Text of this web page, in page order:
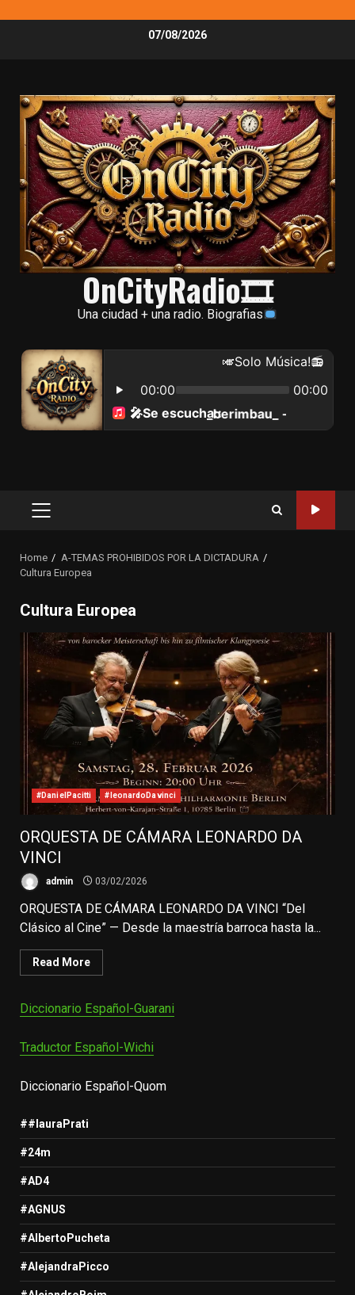
07/08/2026
OnCityRadio🎞
Una ciudad + una radio. Biografias
Primary
Home
A-TEMAS PROHIBIDOS POR LA DICTADURA
Cultura Europea
Cultura Europea
#DanielPacitti #leonardoDavinci
ORQUESTA DE CÁMARA LEONARDO DA
VINCI
admin 03/02/2026
ORQUESTA DE CÁMARA LEONARDO DA VINCI “Del
Clásico al Cine” — Desde la maestría barroca hasta la...
Read More
Diccionario Español-Guarani
Traductor Español-Wichi
Diccionario Español-Quom
##lauraPrati
#24m
#AD4
#AGNUS
#AlbertoPucheta
#AlejandraPicco